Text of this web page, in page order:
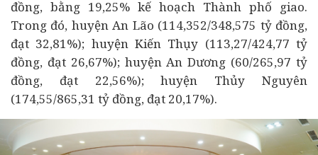
đồng, bằng 19,25% kế hoạch Thành phố giao.
Trong đó, huyện An Lão (114,352/348,575 tỷ đồng,
đạt 32,81%); huyện Kiến Thụy (113,27/424,77 tỷ
đồng, đạt 26,67%); huyện An Dương (60/265,97 tỷ
đồng, đạt 22,56%); huyện Thủy Nguyên
(174,55/865,31 tỷ đồng, đạt 20,17%).